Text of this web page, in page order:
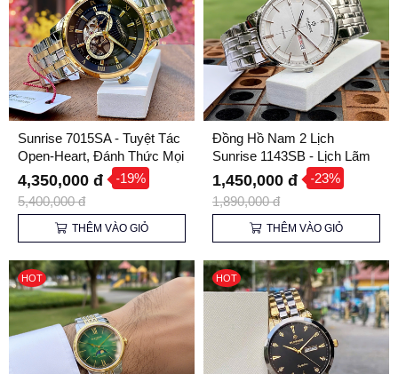
Sunrise 7015SA - Tuyệt Tác
Open-Heart, Đánh Thức Mọi
Mắt Nhìn
4,350,000 đ -19%
5,400,000 đ
THÊM VÀO GIỎ
Đồng Hồ Nam 2 Lịch
Sunrise 1143SB - Lịch Lãm
Nơi Công Sở
1,450,000 đ -23%
1,890,000 đ
THÊM VÀO GIỎ
HOT HOT